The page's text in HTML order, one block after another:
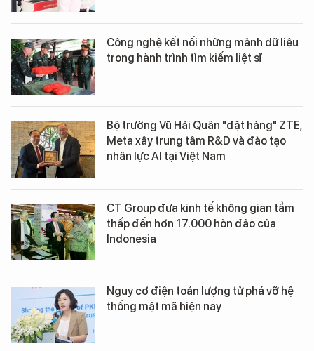
Công nghệ kết nối những mảnh dữ liệu
trong hành trình tìm kiếm liệt sĩ
Bộ trưởng Vũ Hải Quân "đặt hàng" ZTE,
Meta xây trung tâm R&D và đào tạo
nhân lực AI tại Việt Nam
CT Group đưa kinh tế không gian tầm
thấp đến hơn 17.000 hòn đảo của
Indonesia
Nguy cơ điện toán lượng tử phá vỡ hệ
thống mật mã hiện nay